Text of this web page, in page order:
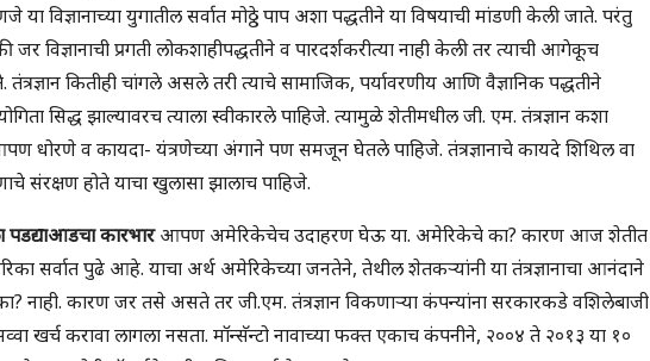
या विज्ञानाच्या युगातील सर्वात मोठ्ठे पाप अशा पद्धतीने या विषयाची मांडणी केली जाते. परंतु
विज्ञानाची प्रगती लोकशाहीपद्धतीने व पारदर्शकरीत्या नाही केली तर त्याची आगेकूच
कितीही चांगले असले तरी त्याचे सामाजिक, पर्यावरणीय आणि वैज्ञानिक पद्धतीने
सिद्ध झाल्यावरच त्याला स्वीकारले पाहिजे. त्यामुळे शेतीमधील जी. एम. तंत्रज्ञान कशा
धोरणे व कायदा- यंत्रणेच्या अंगाने पण समजून घेतले पाहिजे. तंत्रज्ञानाचे कायदे शिथिल वा
संरक्षण होते याचा खुलासा झालाच पाहिजे.
कारभारआपण अमेरिकेचेच उदाहरण घेऊ या. अमेरिकेचे का? कारण आज शेतीत
सर्वात पुढे आहे. याचा अर्थ अमेरिकेच्या जनतेने, तेथील शेतकऱ्यांनी या तंत्रज्ञानाचा आनंदाने
नाही. कारण जर तसे असते तर जी.एम. तंत्रज्ञान विकणाऱ्या कंपन्यांना सरकारकडे वशिलेबाजी
खर्च करावा लागला नसता. मॉन्सॅन्टो नावाच्या फक्त एकाच कंपनीने, २००४ ते २०१३ या १०